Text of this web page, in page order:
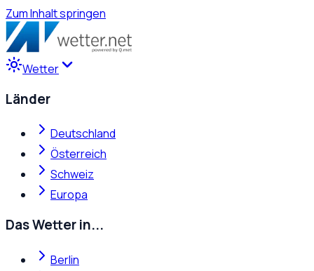
Zum Inhalt springen
Wetter
Länder
Deutschland
Österreich
Schweiz
Europa
Das Wetter in...
Berlin